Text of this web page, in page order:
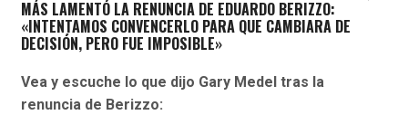
MÁS LAMENTÓ LA RENUNCIA DE EDUARDO BERIZZO:
«INTENTAMOS CONVENCERLO PARA QUE CAMBIARA DE
DECISIÓN, PERO FUE IMPOSIBLE»
Vea y escuche lo que dijo Gary Medel tras la
renuncia de Berizzo: